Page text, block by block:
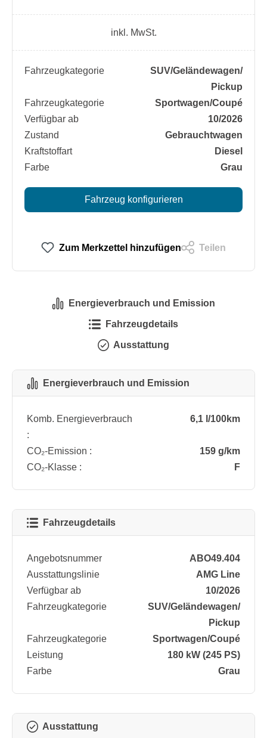
inkl. MwSt.
Fahrzeugkategorie
SUV/​Geländewagen/​
Pickup
Fahrzeugkategorie
Sportwagen/​Coupé
Verfügbar ab
10/2026
Zustand
Gebrauchtwagen
Kraftstoffart
Diesel
Farbe
Grau
Fahrzeug konfigurieren
Zum Merkzettel hinzufügen Teilen
Energieverbrauch und Emission
Fahrzeugdetails
Ausstattung
Energieverbrauch und Emission
Komb. Energieverbrauch
:
6,1 l/100km
CO₂-Emission :
159 g/km
CO₂-Klasse :
F
Fahrzeugdetails
Angebotsnummer
ABO49.404
Ausstattungslinie
AMG Line
Verfügbar ab
10/2026
Fahrzeugkategorie
SUV/​Geländewagen/​
Pickup
Fahrzeugkategorie
Sportwagen/​Coupé
Leistung
180 kW (245 PS)
Farbe
Grau
Ausstattung